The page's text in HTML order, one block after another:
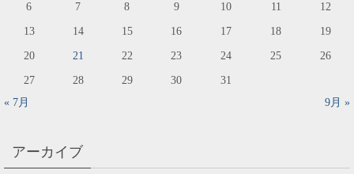
« 7月 9月 »
6 7 8 9 10 11 12
13 14 15 16 17 18 19
20 21 22 23 24 25 26
27 28 29 30 31
アーカイブ